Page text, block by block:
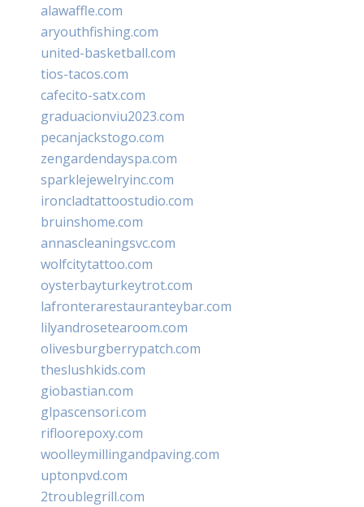
alawaffle.com
aryouthfishing.com
united-basketball.com
tios-tacos.com
cafecito-satx.com
graduacionviu2023.com
pecanjackstogo.com
zengardendayspa.com
sparklejewelryinc.com
ironcladtattoostudio.com
bruinshome.com
annascleaningsvc.com
wolfcitytattoo.com
oysterbayturkeytrot.com
lafronterarestauranteybar.com
lilyandrosetearoom.com
olivesburgberrypatch.com
theslushkids.com
giobastian.com
glpascensori.com
rifloorepoxy.com
woolleymillingandpaving.com
uptonpvd.com
2troublegrill.com